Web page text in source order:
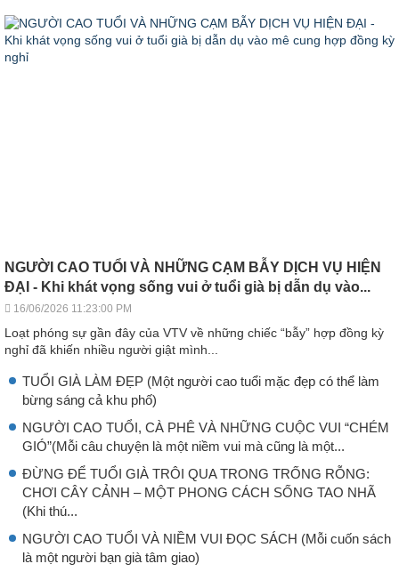
NGƯỜI CAO TUỔI VÀ NHỮNG CẠM BẪY DỊCH VỤ HIỆN
ĐẠI - Khi khát vọng sống vui ở tuổi già bị dẫn dụ vào...
16/06/2026 11:23:00 PM
Loạt phóng sự gần đây của VTV về những chiếc “bẫy” hợp đồng kỳ
nghỉ đã khiến nhiều người giật mình...
TUỔI GIÀ LÀM ĐẸP (Một người cao tuổi mặc đẹp có thể làm
bừng sáng cả khu phố)
NGƯỜI CAO TUỔI, CÀ PHÊ VÀ NHỮNG CUỘC VUI “CHÉM
GIÓ”(Mỗi câu chuyện là một niềm vui mà cũng là một...
ĐỪNG ĐỂ TUỔI GIÀ TRÔI QUA TRONG TRỐNG RỖNG:
CHƠI CÂY CẢNH – MỘT PHONG CÁCH SỐNG TAO NHÃ
(Khi thú...
NGƯỜI CAO TUỔI VÀ NIỀM VUI ĐỌC SÁCH (Mỗi cuốn sách
là một người bạn già tâm giao)